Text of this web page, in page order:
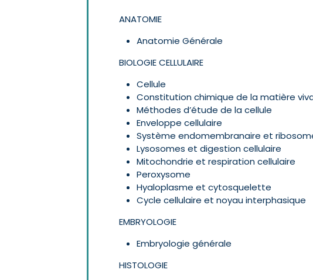
ANATOMIE
Anatomie Générale
BIOLOGIE CELLULAIRE
Cellule
Constitution chimique de la matière
Méthodes d’étude de la cellule
Enveloppe cellulaire
Système endomembranaire et
Lysosomes et digestion cellulaire
Mitochondrie et respiration cellulaire
Peroxysome
Hyaloplasme et cytosquelette
Cycle cellulaire et noyau interphasique
EMBRYOLOGIE
Embryologie générale
HISTOLOGIE